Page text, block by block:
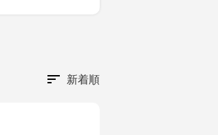
新着順